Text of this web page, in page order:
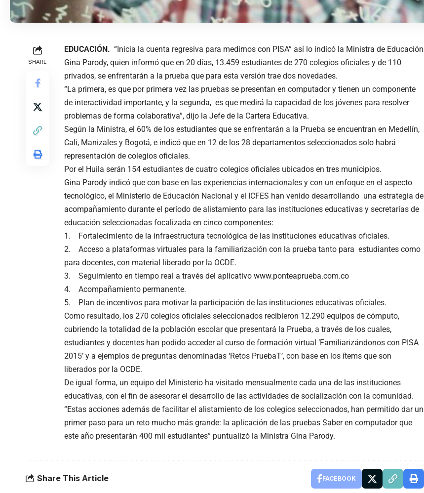
SHARE
EDUCACIÓN. “Inicia la cuenta regresiva para medirnos con PISA” así lo indicó la Ministra de Educación
Gina Parody, quien informó que en 20 días, 13.459 estudiantes de 270 colegios oficiales y de 110
privados, se enfrentarán a la prueba que para esta versión trae dos novedades.
“La primera, es que por primera vez las pruebas se presentan en computador y tienen un componente
de interactividad importante, y la segunda, es que medirá la capacidad de los jóvenes para resolver
problemas de forma colaborativa”, dijo la Jefe de la Cartera Educativa.
Según la Ministra, el 60% de los estudiantes que se enfrentarán a la Prueba se encuentran en Medellín,
Cali, Manizales y Bogotá, e indicó que en 12 de los 28 departamentos seleccionados solo habrá
representación de colegios oficiales.
Por el Huila serán 154 estudiantes de cuatro colegios oficiales ubicados en tres municipios.
Gina Parody indicó que con base en las experiencias internacionales y con un enfoque en el aspecto
tecnológico, el Ministerio de Educación Nacional y el ICFES han venido desarrollando una estrategia de
acompañamiento durante el período de alistamiento para las instituciones educativas y secretarías de
educación seleccionadas focalizada en cinco componentes:
1. Fortalecimiento de la infraestructura tecnológica de las instituciones educativas oficiales.
2. Acceso a plataformas virtuales para la familiarización con la prueba tanto para estudiantes como
para docentes, con material liberado por la OCDE.
3. Seguimiento en tiempo real a través del aplicativo www.ponteaprueba.com.co
4. Acompañamiento permanente.
5. Plan de incentivos para motivar la participación de las instituciones educativas oficiales.
Como resultado, los 270 colegios oficiales seleccionados recibieron 12.290 equipos de cómputo,
cubriendo la totalidad de la población escolar que presentará la Prueba, a través de los cuales,
estudiantes y docentes han podido acceder al curso de formación virtual ‘Familiarizándonos con PISA
2015’ y a ejemplos de preguntas denominadas ‘Retos PruebaT’, con base en los ítems que son
liberados por la OCDE.
De igual forma, un equipo del Ministerio ha visitado mensualmente cada una de las instituciones
educativas, con el fin de asesorar el desarrollo de las actividades de socialización con la comunidad.
“Estas acciones además de facilitar el alistamiento de los colegios seleccionados, han permitido dar un
primer paso para un reto mucho más grande: la aplicación de las pruebas Saber en computador que
este año presentarán 400 mil estudiantes” puntualizó la Ministra Gina Parody.
Share This Article FACEBOOK